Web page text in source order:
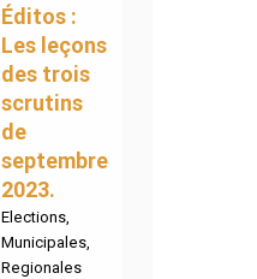
Éditos :
Les leçons
des trois
scrutins
de
septembre
2023.
Elections,
Municipales,
Regionales